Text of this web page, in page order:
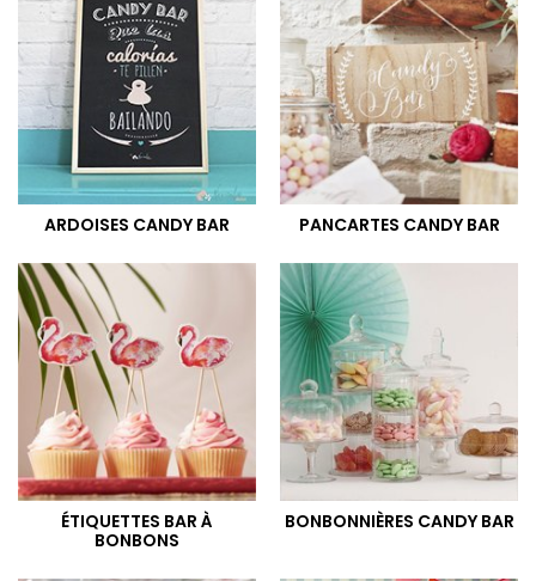
ARDOISES CANDY BAR PANCARTES CANDY BAR
ÉTIQUETTES BAR À
BONBONS
BONBONNIÈRES CANDY BAR